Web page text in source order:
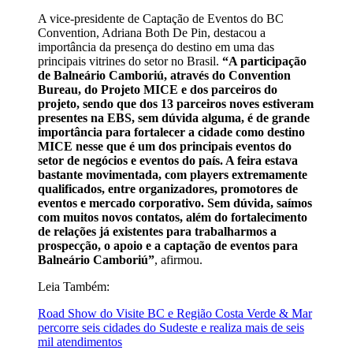
A vice-presidente de Captação de Eventos do BC
Convention, Adriana Both De Pin, destacou a
importância da presença do destino em uma das
principais vitrines do setor no Brasil. “A participação
de Balneário Camboriú, através do Convention
Bureau, do Projeto MICE e dos parceiros do
projeto, sendo que dos 13 parceiros noves estiveram
presentes na EBS, sem dúvida alguma, é de grande
importância para fortalecer a cidade como destino
MICE nesse que é um dos principais eventos do
setor de negócios e eventos do país. A feira estava
bastante movimentada, com players extremamente
qualificados, entre organizadores, promotores de
eventos e mercado corporativo. Sem dúvida, saímos
com muitos novos contatos, além do fortalecimento
de relações já existentes para trabalharmos a
prospecção, o apoio e a captação de eventos para
Balneário Camboriú”, afirmou.
Leia Também:
Road Show do Visite BC e Região Costa Verde & Mar
percorre seis cidades do Sudeste e realiza mais de seis
mil atendimentos